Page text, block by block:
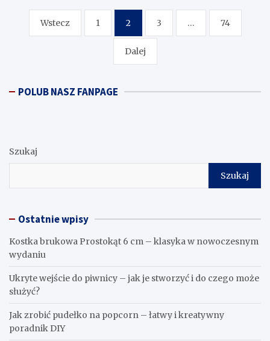
Nawigacja
Wstecz 1 2 3 … 74
Dalej
POLUB NASZ FANPAGE
Szukaj
Szukaj
Ostatnie wpisy
Kostka brukowa Prostokąt 6 cm – klasyka w nowoczesnym
wydaniu
Ukryte wejście do piwnicy – jak je stworzyć i do czego może
służyć?
Jak zrobić pudełko na popcorn – łatwy i kreatywny
poradnik DIY